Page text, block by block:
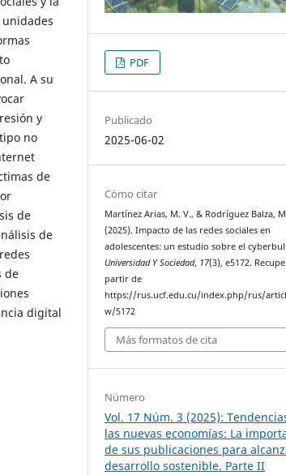
A su
y
no
de
de
de
de
digital
PDF
Publicado
2025-06-02
Cómo citar
Martínez Arias, M. V., & Rodríguez Balza,
(2025). Impacto de las redes sociales en
adolescentes: un estudio sobre el
Universidad Y Sociedad, 17(3), e5172.
partir de
https://rus.ucf.edu.cu/index.php/rus/
w/5172
Más formatos de cita
Número
Vol. 17 Núm. 3 (2025):
las nuevas economías: La
de sus publicaciones para
desarrollo sostenible. Parte II